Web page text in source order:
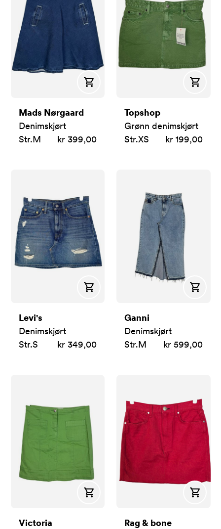
Kjøp
Mads Nørgaard
Denimskjørt
Str.M kr 399,00
Kjøp
Topshop
Grønn denimskjørt
Str.XS kr 199,00
Kjøp
Levi's
Denimskjørt
Str.S kr 349,00
Kjøp
Ganni
Denimskjørt
Str.M kr 599,00
Kjøp
Victoria
Kjøp
Rag & bone